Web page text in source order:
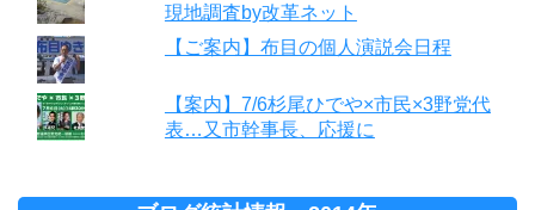
現地調査by改革ネット
【ご案内】布目の個人演説会日程
【案内】7/6杉尾ひでや×市民×3野党代
表…又市幹事長、応援に